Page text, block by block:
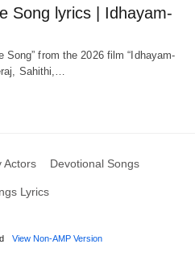
Song lyrics | Idhayam-
Song” from the 2026 film “Idhayam-
Sahithi,…
Actors Devotional Songs
Lyrics
View Non-AMP Version